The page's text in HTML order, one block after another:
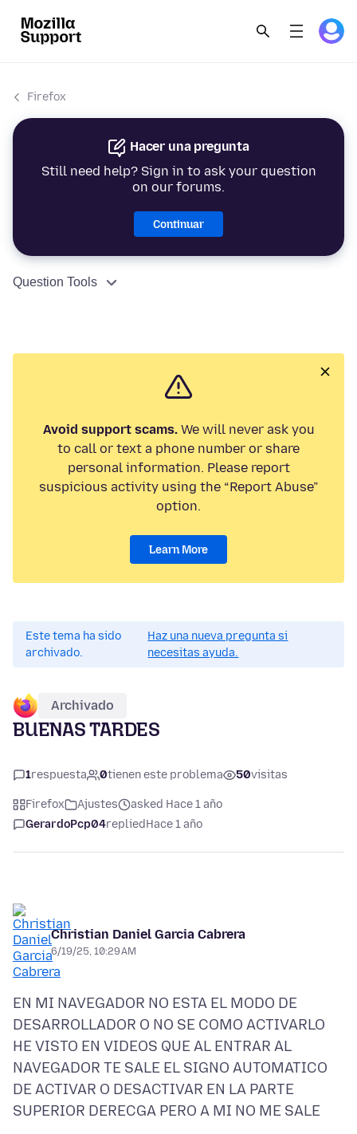
Firefox
Hacer una pregunta
Still need help? Sign in to ask your question
on our forums.
Continuar
Question Tools
Avoid support scams.We will never ask you
to call or text a phone number or share
personal information. Please report
suspicious activity using the “Report Abuse”
option.
Learn More
Este tema ha sido
archivado.
Haz una nueva pregunta si
necesitas ayuda.
Archivado
BUENAS TARDES
1respuesta 0tienen este problema 50visitas
Firefox Ajustes
asked Hace 1 año
GerardoPcp04repliedHace 1 año
Christian Daniel Garcia Cabrera
6/19/25, 10:29 AM
EN MI NAVEGADOR NO ESTA EL MODO DE
DESARROLLADOR O NO SE COMO ACTIVARLO
HE VISTO EN VIDEOS QUE AL ENTRAR AL
NAVEGADOR TE SALE EL SIGNO AUTOMATICO
DE ACTIVAR O DESACTIVAR EN LA PARTE